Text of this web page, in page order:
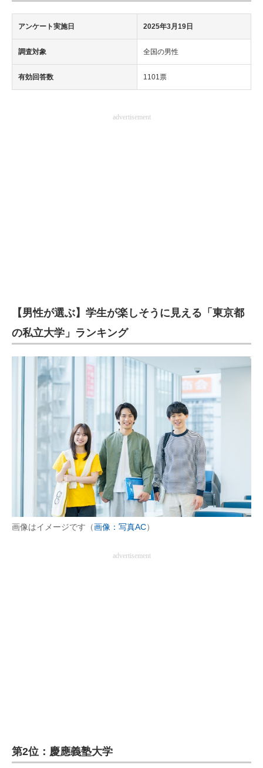
アンケート実施日 2025年3月19日
調査対象 全国の男性
有効回答数 1101票
advertisement
【男性が選ぶ】学生が楽しそうに見える「東京都
の私立大学」ランキング
画像はイメージです（画像：写真AC）
advertisement
第2位：慶應義塾大学